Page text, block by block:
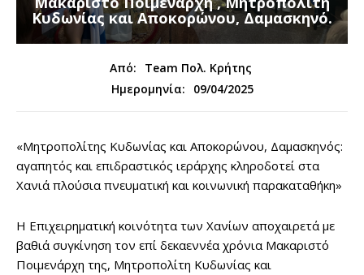
Κυδωνίας και Αποκορώνου, Δαμασκηνό.
Από:
Team Πολ. Κρήτης
Ημερομηνία:
09/04/2025
«Μητροπολίτης Κυδωνίας και Αποκορώνου, Δαμασκηνός:
αγαπητός και επιδραστικός ιεράρχης κληροδοτεί στα
Χανιά πλούσια πνευματική και κοινωνική παρακαταθήκη»
Η Επιχειρηματική κοινότητα των Χανίων αποχαιρετά με
βαθιά συγκίνηση τον επί δεκαεννέα χρόνια Μακαριστό
Ποιμενάρχη της, Μητροπολίτη Κυδωνίας και